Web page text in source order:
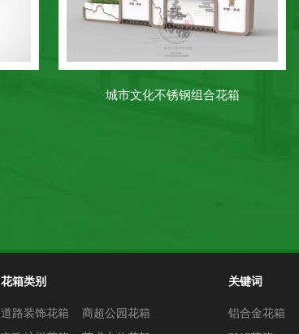
城市文化不锈钢组合花箱
花箱类别
道路装饰花箱
商超公园花箱
关键词
铝合金花箱